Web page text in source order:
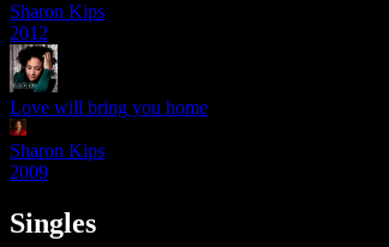
Sharon Kips
2012
Love will bring you home
Sharon Kips
2009
Singles